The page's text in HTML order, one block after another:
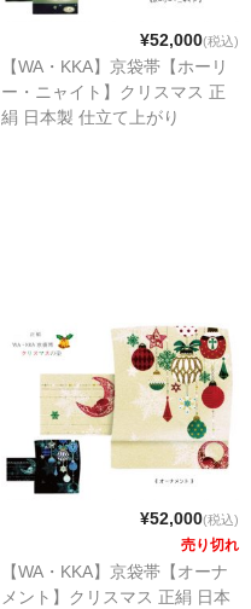
¥52,000(税込)
【WA・KKA】京袋帯【ホーリ
ー・ニャイト】クリスマス 正
絹 日本製 仕立て上がり
¥52,000(税込)
売り切れ
【WA・KKA】京袋帯【オーナ
メント】クリスマス 正絹 日本